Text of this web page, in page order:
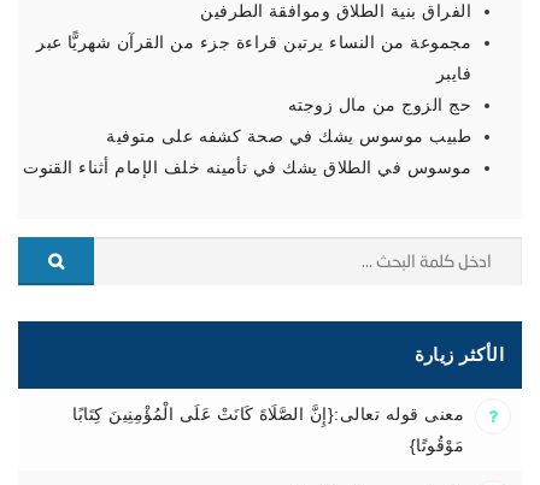
الفراق بنية الطلاق وموافقة الطرفين
مجموعة من النساء يرتبن قراءة جزء من القرآن شهريًّا عبر
فايبر
حج الزوج من مال زوجته
طبيب موسوس يشك في صحة كشفه على متوفية
موسوس في الطلاق يشك في تأمينه خلف الإمام أثناء القنوت
الأكثر زيارة
معنى قوله تعالى:{إِنَّ الصَّلَاةَ كَانَتْ عَلَى الْمُؤْمِنِينَ كِتَابًا
مَوْقُوتًا}